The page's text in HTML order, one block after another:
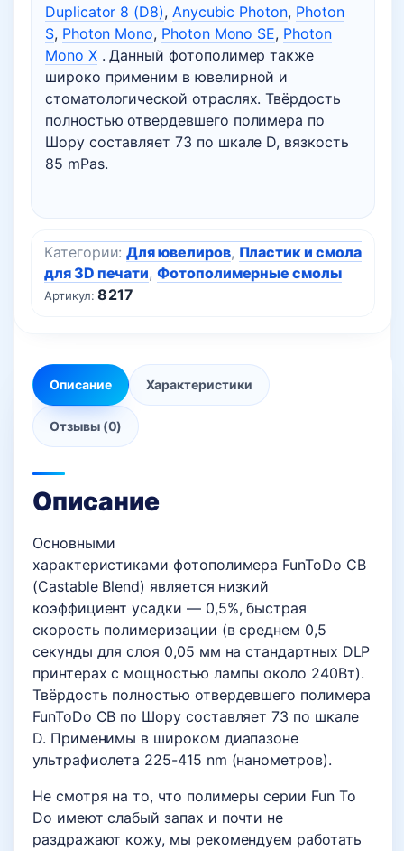
Duplicator 8 (D8), Anycubic Photon, Photon
S, Photon Mono, Photon Mono SE, Photon
Mono X. Данный фотополимер также
широко применим в ювелирной и
стоматологической отраслях. Твёрдость
полностью отвердевшего полимера по
Шору составляет 73 по шкале D, вязкость
85 mPas.
Артикул:8217
Категории:Для ювелиров, Пластик и смола
для 3D печати,Фотополимерные смолы
Описание Характеристики
Отзывы (0)
Описание
Основными
характеристиками фотополимера FunToDo CB
(Castable Blend) является низкий
коэффициент усадки — 0,5%, быстрая
скорость полимеризации (в среднем 0,5
секунды для слоя 0,05 мм на стандартных DLP
принтерах с мощностью лампы около 240Вт).
Твёрдость полностью отвердевшего полимера
FunToDo CB по Шору составляет 73 по шкале
D. Применимы в широком диапазоне
ультрафиолета 225-415 nm (нанометров).
Не смотря на то, что полимеры серии Fun To
Do имеют слабый запах и почти не
раздражают кожу, мы рекомендуем работать